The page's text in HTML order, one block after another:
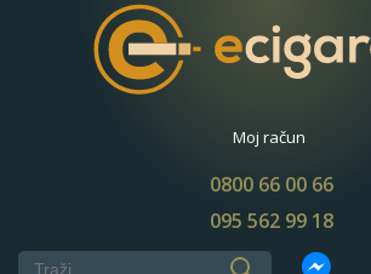
Moj račun
0800 66 00 66
095 562 99 18